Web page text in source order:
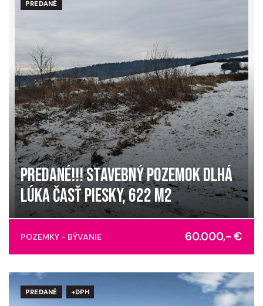
PREDANÉ
PREDANÉ!!! STAVEBNÝ POZEMOK DLHÁ
LÚKA ČASŤ PIESKY, 622 M2
Dlhá lúka, Bardejov
POZEMKY - BÝVANIE 60.000,- €
PREDANÉ +DPH